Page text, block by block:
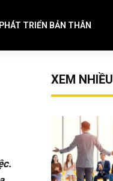
PHÁT TRIỂN BẢN THÂN
XEM